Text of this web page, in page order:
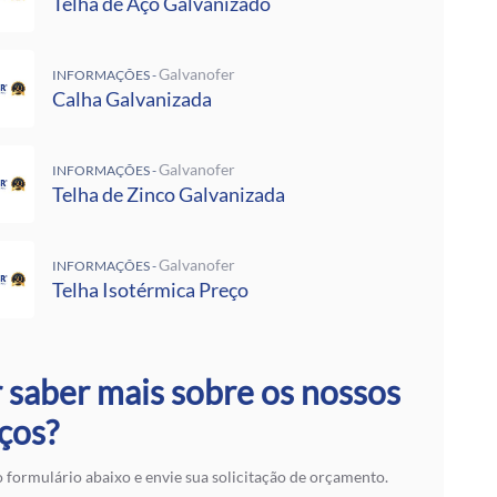
Metalon
Preço M2
Zinco Galvanizada
Preço
Fibra de Vidro
de Zinco
INFORMAÇÕES -Galvanofer
Calha Galvanizada
INFORMAÇÕES -Galvanofer
Telha de Zinco Galvanizada
INFORMAÇÕES -Galvanofer
Telha Isotérmica Preço
mais sobre os nossos
formulário abaixo e envie sua solicitação de orçamento.